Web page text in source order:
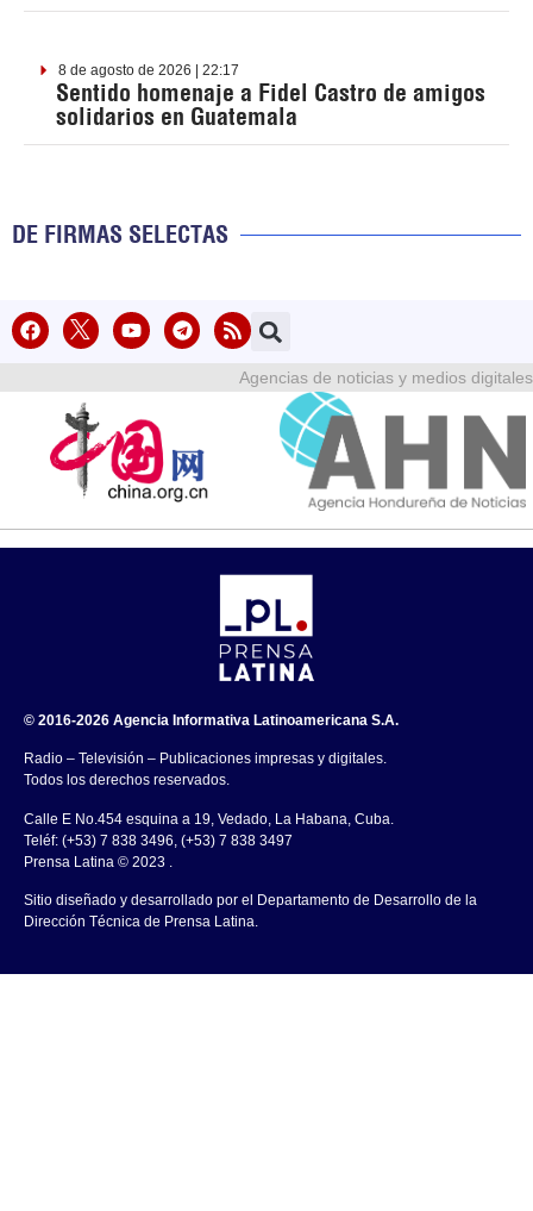
8 de agosto de 2026 | 22:17
Sentido homenaje a Fidel Castro de amigos
solidarios en Guatemala
DE FIRMAS SELECTAS
Agencias de noticias y medios digitales
© 2016-2026 Agencia Informativa Latinoamericana S.A.
Radio – Televisión – Publicaciones impresas y digitales.
Todos los derechos reservados.
Calle E No.454 esquina a 19, Vedado, La Habana, Cuba.
Teléf: (+53) 7 838 3496, (+53) 7 838 3497
Prensa Latina © 2023 .
Sitio diseñado y desarrollado por el Departamento de Desarrollo de la
Dirección Técnica de Prensa Latina.